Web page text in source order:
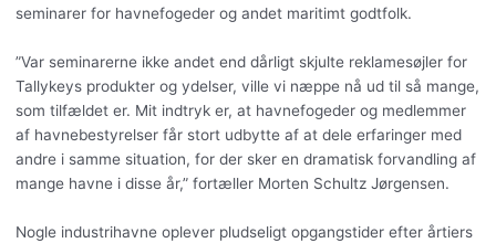
seminarer for havnefogeder og andet maritimt godtfolk.
”Var seminarerne ikke andet end dårligt skjulte reklamesøjler for
Tallykeys produkter og ydelser, ville vi næppe nå ud til så mange,
som tilfældet er. Mit indtryk er, at havnefogeder og medlemmer
af havnebestyrelser får stort udbytte af at dele erfaringer med
andre i samme situation, for der sker en dramatisk forvandling af
mange havne i disse år,” fortæller Morten Schultz Jørgensen.
Nogle industrihavne oplever pludseligt opgangstider efter årtiers